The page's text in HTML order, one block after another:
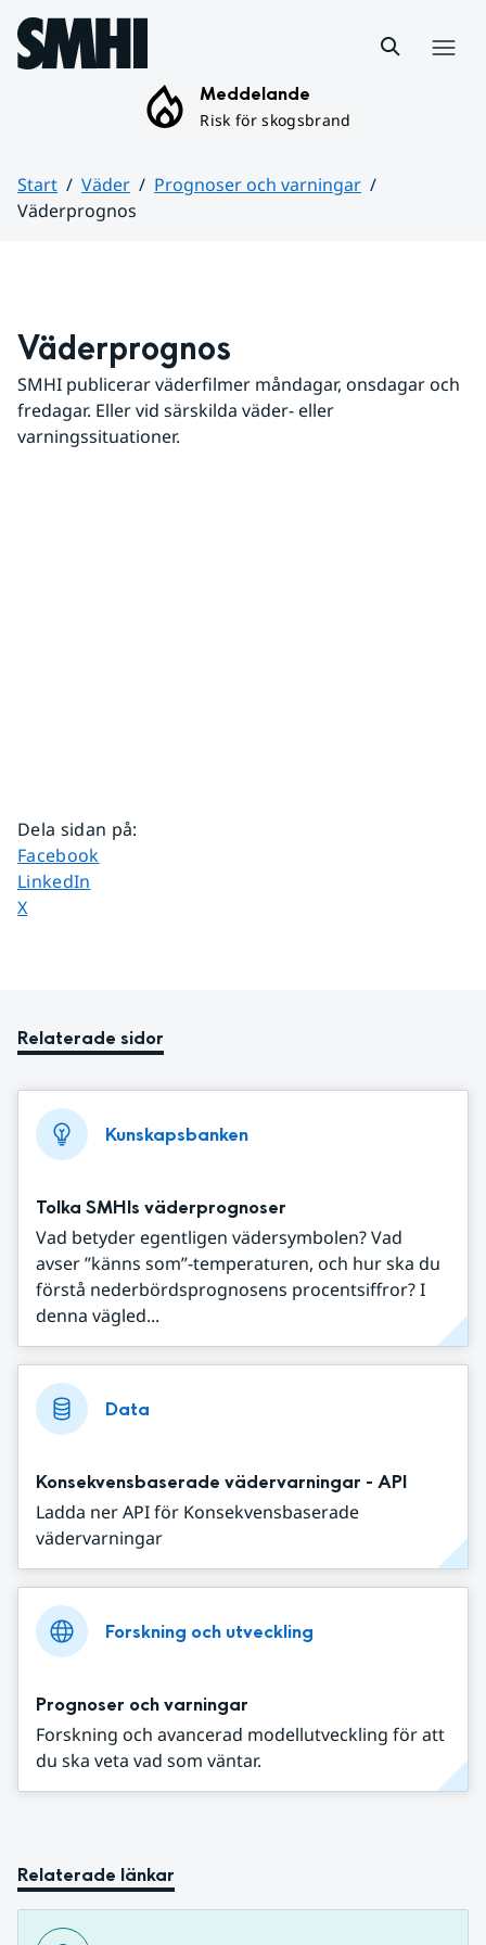
Hoppa till sidans innehåll
Meddelande
Risk för skogsbrand
Start Väder
Prognoser och varningar
Väderprognos
Väderprognos
SMHI publicerar väderfilmer måndagar, onsdagar och
fredagar. Eller vid särskilda väder- eller
varningssituationer.
Dela sidan på:
Dela sidan på
Facebook
Dela sidan på
LinkedIn
Dela sidan på
X
Relaterade sidor
Kunskapsbanken
Tolka SMHIs väderprognoser
Vad betyder egentligen vädersymbolen? Vad
avser ”känns som”-temperaturen, och hur ska du
förstå nederbördsprognosens procentsiffror? I
denna vägled...
Data
Konsekvensbaserade vädervarningar - API
Ladda ner API för Konsekvensbaserade
vädervarningar
Forskning och utveckling
Prognoser och varningar
Forskning och avancerad modellutveckling för att
du ska veta vad som väntar.
Relaterade länkar